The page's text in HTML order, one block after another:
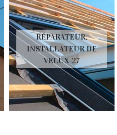
RÉPARATEUR,
INSTALLATEUR DE
VELUX 27